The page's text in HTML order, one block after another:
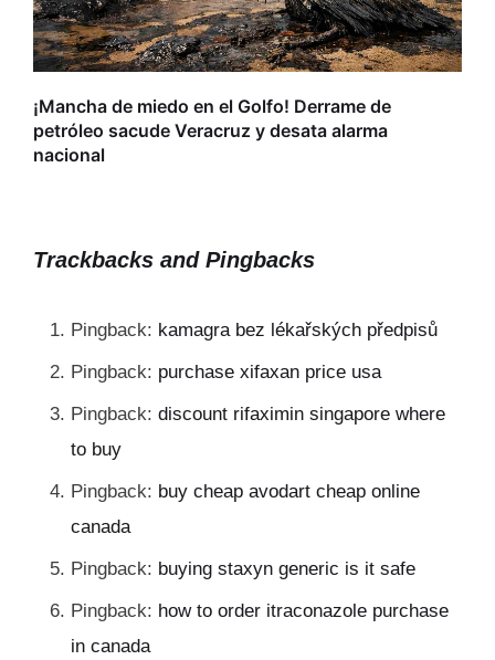
¡Mancha de miedo en el Golfo! Derrame de
petróleo sacude Veracruz y desata alarma
nacional
Trackbacks and Pingbacks
Pingback: kamagra bez lékařských předpisů
Pingback: purchase xifaxan price usa
Pingback: discount rifaximin singapore where
to buy
Pingback: buy cheap avodart cheap online
canada
Pingback: buying staxyn generic is it safe
Pingback: how to order itraconazole purchase
in canada